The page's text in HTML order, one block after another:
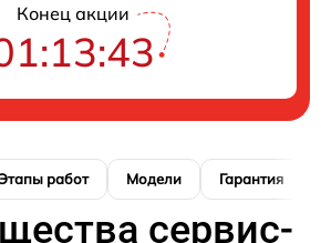
Конец акции
работ Модели Гарантия
сервис-